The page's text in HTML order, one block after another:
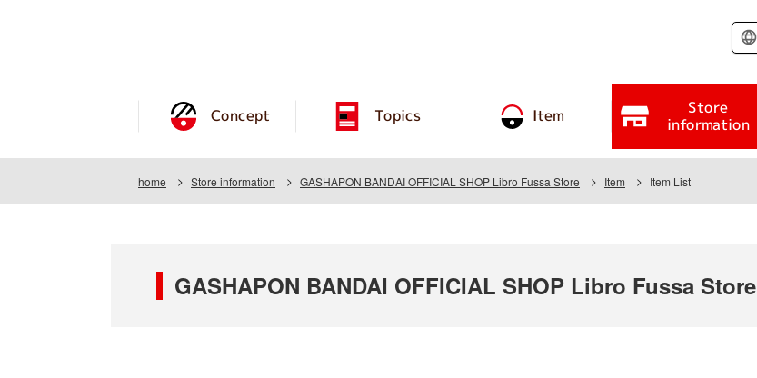
Concept Topics Item Store
information
home Store information GASHAPON BANDAI OFFICIAL SHOP Libro Fussa Store Item Item List
GASHAPON BANDAI OFFICIAL SHOP Libro Fussa Store